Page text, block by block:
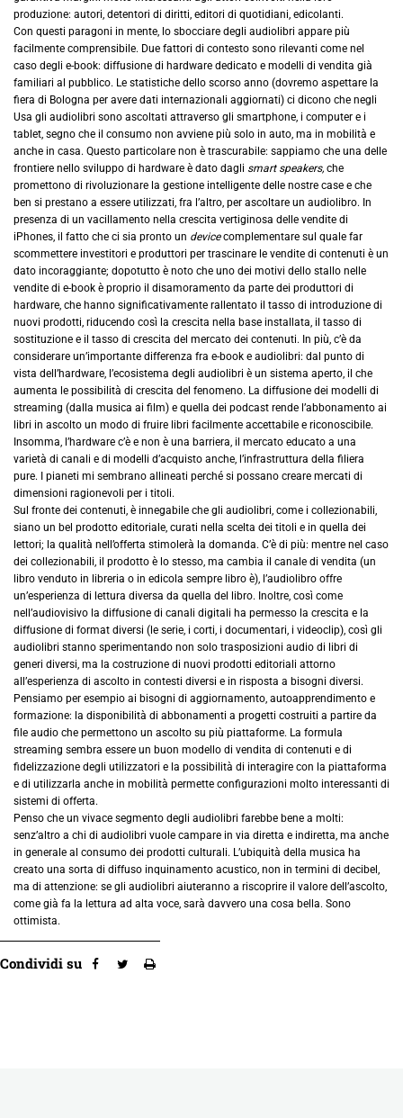
produzione: autori, detentori di diritti, editori di quotidiani, edicolanti.
Con questi paragoni in mente, lo sbocciare degli audiolibri appare più
facilmente comprensibile. Due fattori di contesto sono rilevanti come nel
caso degli e-book: diffusione di hardware dedicato e modelli di vendita già
familiari al pubblico. Le statistiche dello scorso anno (dovremo aspettare la
fiera di Bologna per avere dati internazionali aggiornati) ci dicono che negli
Usa gli audiolibri sono ascoltati attraverso gli smartphone, i computer e i
tablet, segno che il consumo non avviene più solo in auto, ma in mobilità e
anche in casa. Questo particolare non è trascurabile: sappiamo che una delle
frontiere nello sviluppo di hardware è dato dagli smart speakers, che
promettono di rivoluzionare la gestione intelligente delle nostre case e che
ben si prestano a essere utilizzati, fra l’altro, per ascoltare un audiolibro. In
presenza di un vacillamento nella crescita vertiginosa delle vendite di
iPhones, il fatto che ci sia pronto un devicecomplementare sul quale far
scommettere investitori e produttori per trascinare le vendite di contenuti è un
dato incoraggiante; dopotutto è noto che uno dei motivi dello stallo nelle
vendite di e-book è proprio il disamoramento da parte dei produttori di
hardware, che hanno significativamente rallentato il tasso di introduzione di
nuovi prodotti, riducendo così la crescita nella base installata, il tasso di
sostituzione e il tasso di crescita del mercato dei contenuti. In più, c’è da
considerare un’importante differenza fra e-book e audiolibri: dal punto di
vista dell’hardware, l’ecosistema degli audiolibri è un sistema aperto, il che
aumenta le possibilità di crescita del fenomeno. La diffusione dei modelli di
streaming (dalla musica ai film) e quella dei podcast rende l’abbonamento ai
libri in ascolto un modo di fruire libri facilmente accettabile e riconoscibile.
Insomma, l’hardware c’è e non è una barriera, il mercato educato a una
varietà di canali e di modelli d’acquisto anche, l’infrastruttura della filiera
pure. I pianeti mi sembrano allineati perché si possano creare mercati di
dimensioni ragionevoli per i titoli.
Sul fronte dei contenuti, è innegabile che gli audiolibri, come i collezionabili,
siano un bel prodotto editoriale, curati nella scelta dei titoli e in quella dei
lettori; la qualità nell’offerta stimolerà la domanda. C’è di più: mentre nel caso
dei collezionabili, il prodotto è lo stesso, ma cambia il canale di vendita (un
libro venduto in libreria o in edicola sempre libro è), l’audiolibro offre
un’esperienza di lettura diversa da quella del libro. Inoltre, così come
nell’audiovisivo la diffusione di canali digitali ha permesso la crescita e la
diffusione di format diversi (le serie, i corti, i documentari, i videoclip), così gli
audiolibri stanno sperimentando non solo trasposizioni audio di libri di
generi diversi, ma la costruzione di nuovi prodotti editoriali attorno
all’esperienza di ascolto in contesti diversi e in risposta a bisogni diversi.
Pensiamo per esempio ai bisogni di aggiornamento, autoapprendimento e
formazione: la disponibilità di abbonamenti a progetti costruiti a partire da
file audio che permettono un ascolto su più piattaforme. La formula
streaming sembra essere un buon modello di vendita di contenuti e di
fidelizzazione degli utilizzatori e la possibilità di interagire con la piattaforma
e di utilizzarla anche in mobilità permette configurazioni molto interessanti di
sistemi di offerta.
Penso che un vivace segmento degli audiolibri farebbe bene a molti:
senz’altro a chi di audiolibri vuole campare in via diretta e indiretta, ma anche
in generale al consumo dei prodotti culturali. L’ubiquità della musica ha
creato una sorta di diffuso inquinamento acustico, non in termini di decibel,
ma di attenzione: se gli audiolibri aiuteranno a riscoprire il valore dell’ascolto,
come già fa la lettura ad alta voce, sarà davvero una cosa bella. Sono
ottimista.
Condividi su